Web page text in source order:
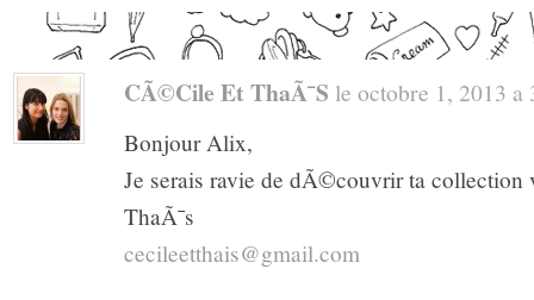
CÃ©cile Et ThaÃ¯s le octobre 1, 2013 a
Bonjour Alix,
Je serais ravie de dÃ©couvrir ta collection
ThaÃ¯s
cecileetthais@gmail.com